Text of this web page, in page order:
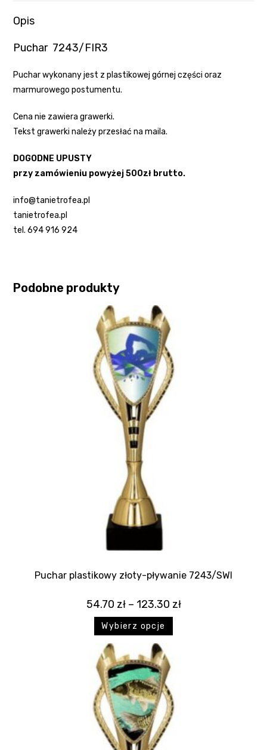
Opis
Puchar 7243/FIR3
Puchar wykonany jest z plastikowej górnej części oraz
marmurowego postumentu.
Cena nie zawiera grawerki.
Tekst grawerki należy przesłać na maila.
DOGODNE UPUSTY
przy zamówieniu powyżej 500zł brutto.
info@tanietrofea.pl
tanietrofea.pl
tel. 694 916 924
Podobne produkty
Puchar plastikowy złoty-pływanie 7243/SWI
54.70 zł – 123.30 zł
Wybierz opcje